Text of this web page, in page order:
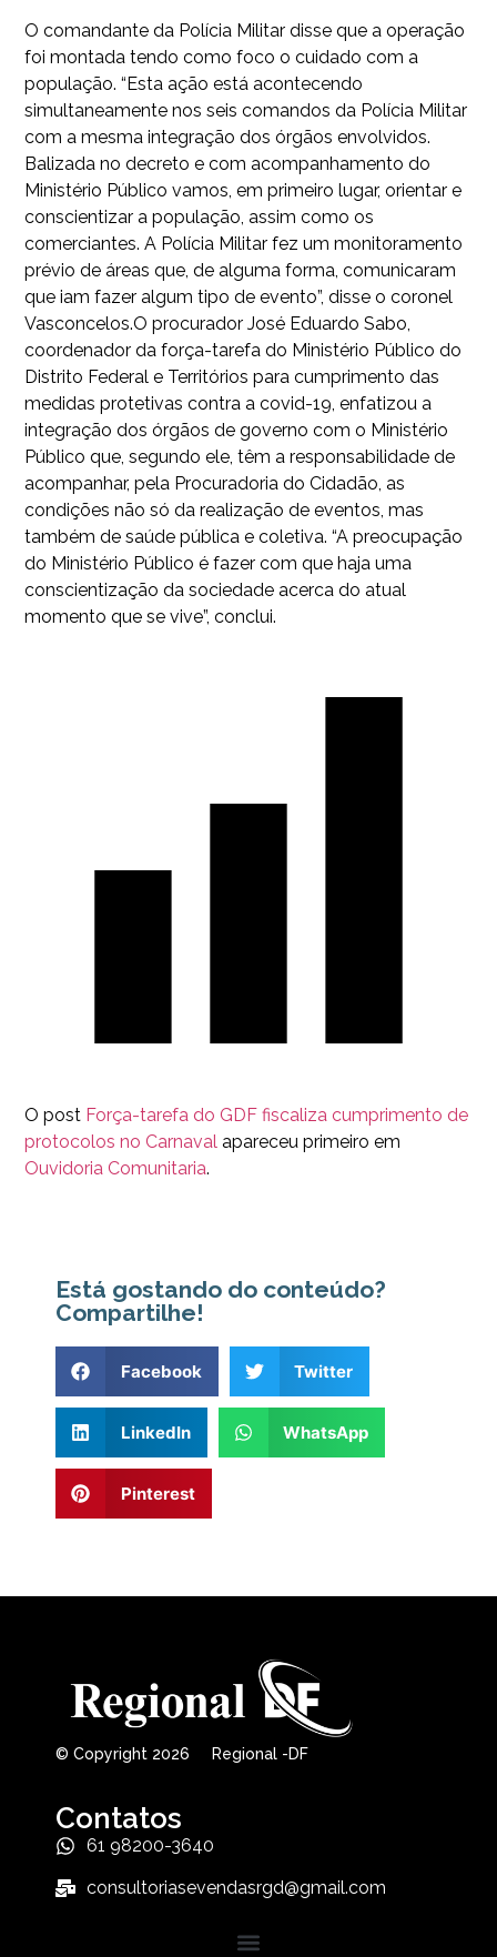
O comandante da Polícia Militar disse que a operação
foi montada tendo como foco o cuidado com a
população. “Esta ação está acontecendo
simultaneamente nos seis comandos da Polícia Militar
com a mesma integração dos órgãos envolvidos.
Balizada no decreto e com acompanhamento do
Ministério Público vamos, em primeiro lugar, orientar e
conscientizar a população, assim como os
comerciantes. A Polícia Militar fez um monitoramento
prévio de áreas que, de alguma forma, comunicaram
que iam fazer algum tipo de evento”, disse o coronel
Vasconcelos.O procurador José Eduardo Sabo,
coordenador da força-tarefa do Ministério Público do
Distrito Federal e Territórios para cumprimento das
medidas protetivas contra a covid-19, enfatizou a
integração dos órgãos de governo com o Ministério
Público que, segundo ele, têm a responsabilidade de
acompanhar, pela Procuradoria do Cidadão, as
condições não só da realização de eventos, mas
também de saúde pública e coletiva. “A preocupação
do Ministério Público é fazer com que haja uma
conscientização da sociedade acerca do atual
momento que se vive”, conclui.
O post Força-tarefa do GDF fiscaliza cumprimento de
protocolos no Carnaval apareceu primeiro em
Ouvidoria Comunitaria.
Está gostando do conteúdo?
Compartilhe!
Facebook Twitter
LinkedIn WhatsApp
Pinterest
© Copyright 2026 Regional -DF
Contatos
61 98200-3640
consultoriasevendasrgd@gmail.com